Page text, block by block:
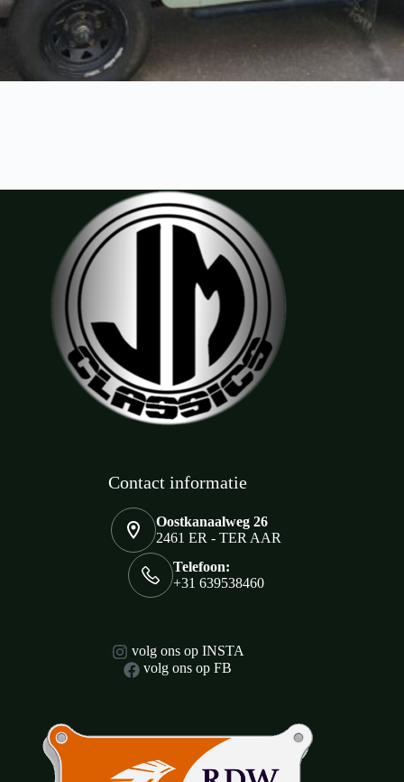
Contact informatie
Oostkanaalweg 26
2461 ER - TER AAR
Telefoon:
+31 639538460
volg ons op INSTA
volg ons op FB